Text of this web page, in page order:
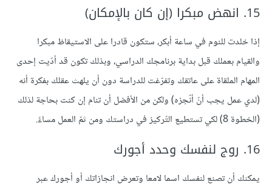
15. انهض مبكرا (إن كان بالإمكان)
إذا خلدت للنوم في ساعة أبكر، ستكون قادرا على الاستيقاظ مبكرا
والقيام بعملك قبل بداية برنامجك الدراسي، وبذلك تكون قد أدّيت إحدى
المهام الملقاة على عاتقك وتفرّغت للدراسة دون أن يلهث عقلك بفكرة أنه
(لدي عمل يجب أنّ أنّجزه) ولكن من الأفضل أن تنام إن كنت بحاجة لذلك
(الخطوة 8) لكي تستطيع التّركيز في دراستك ومن ثمّ العمل مساءً.
16. روج لنفسك وحدد أجورك
يمكنك أن تصنع لنفسك اسما لامعا وتعرض انجازاتك أو أجورك عبر